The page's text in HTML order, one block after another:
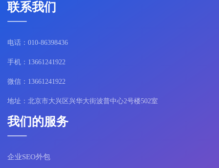
联系我们
电话：010-86398436
手机：13661241922
微信：13661241922
地址：北京市大兴区兴华大街波普中心2号楼502室
我们的服务
企业SEO外包